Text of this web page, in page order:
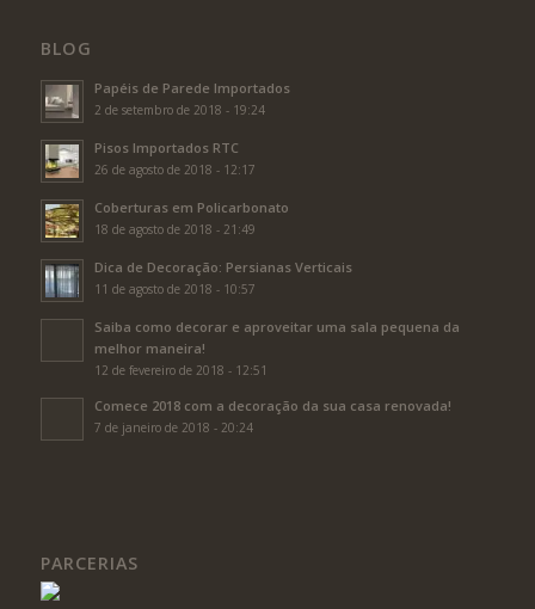
BLOG
Papéis de Parede Importados
2 de setembro de 2018 - 19:24
Pisos Importados RTC
26 de agosto de 2018 - 12:17
Coberturas em Policarbonato
18 de agosto de 2018 - 21:49
Dica de Decoração: Persianas Verticais
11 de agosto de 2018 - 10:57
Saiba como decorar e aproveitar uma sala pequena da
melhor maneira!
12 de fevereiro de 2018 - 12:51
Comece 2018 com a decoração da sua casa renovada!
7 de janeiro de 2018 - 20:24
PARCERIAS